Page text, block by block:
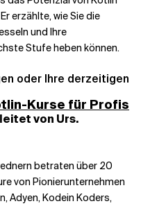
erzählte, wie Sie die
und Ihre
Stufe heben können.
oder Ihre derzeitigen
Kurse für Profis
von Urs.
betraten über 20
von Pionierunternehmen
Adyen, Kodein Koders,